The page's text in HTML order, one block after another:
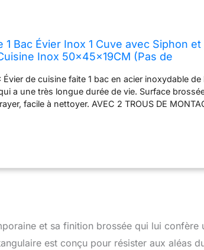
1 Bac Évier Inox 1 Cuve avec Siphon et
Inox 50×45×19CM (Pas de
Évier de cuisine faite 1 bac en acier inoxydable
a une très longue durée de vie. Surface
facile à nettoyer. AVEC 2 TROUS DE
de savons. PAS DE Distributeur de Savon,
DU BRUIT ET DES MOISISSURES : Le fond
durée de vie de l'évier de cuisine. En même
supplémentaires vous permettent de
pour mieux répondre aux besoins de
et sa finition brossée qui lui confère
est conçu pour résister aux aléas